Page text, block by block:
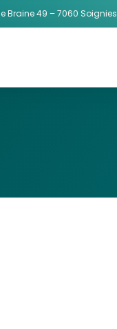
Braine 49 – 7060 Soignies